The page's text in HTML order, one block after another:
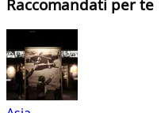
Raccomandati per te